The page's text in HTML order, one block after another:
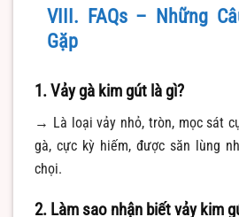
VIII. FAQs – Những
Gặp
1. Vảy gà kim gút là gì?
→ Là loại vảy nhỏ, tròn, mọc sát
gà, cực kỳ hiếm, được săn lùng
chọi.
2. Làm sao nhận biết vảy kim